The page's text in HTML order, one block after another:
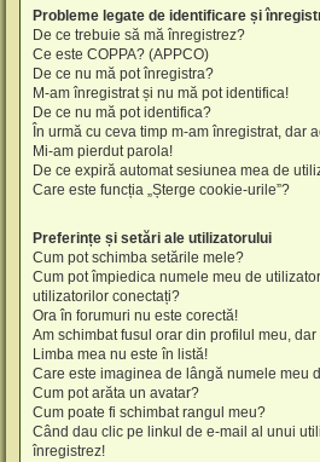
Probleme legate de identificare și
De ce trebuie să mă înregistrez?
Ce este COPPA? (APPCO)
De ce nu mă pot înregistra?
M-am înregistrat și nu mă pot identifica!
De ce nu mă pot identifica?
În urmă cu ceva timp m-am înregistrat, dar
Mi-am pierdut parola!
De ce expiră automat sesiunea mea de
Care este funcția „Șterge cookie-urile”?
Preferințe și setări ale utilizatorului
Cum pot schimba setările mele?
Cum pot împiedica numele meu de
utilizatorilor conectați?
Ora în forumuri nu este corectă!
Am schimbat fusul orar din profilul meu,
Limba mea nu este în listă!
Care este imaginea de lângă numele meu
Cum pot arăta un avatar?
Cum poate fi schimbat rangul meu?
Când dau clic pe linkul de e-mail al unui
înregistrez!